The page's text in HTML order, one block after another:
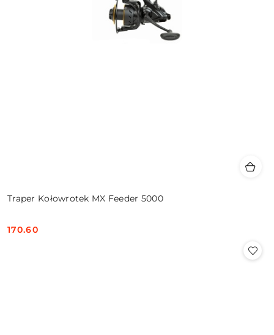
Traper Kołowrotek MX Feeder 5000
Cena:
170.60